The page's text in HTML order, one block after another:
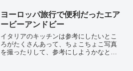
の強いパワーを感じるあなたはぜひ、ご
参加お待ちしています...
ヨーロッパ旅行で便利だったエア
ービーアンドビー
イタリアのキッチンは参考にしたいとこ
ろがたくさんあって、ちょこちょこ写真
を撮ったりして、参考にしようかなと思